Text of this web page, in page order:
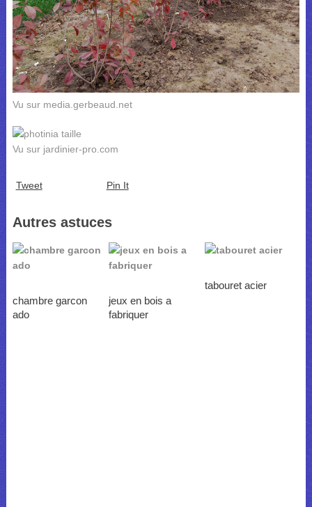
Vu sur media.gerbeaud.net
Vu sur jardinier-pro.com
Tweet Pin It
Autres astuces
chambre garcon
ado
jeux en bois a
fabriquer
tabouret acier